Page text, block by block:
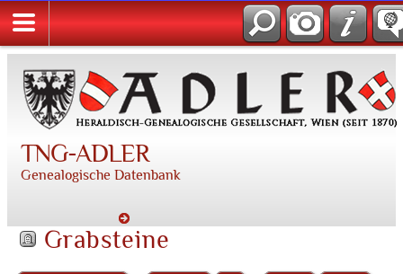
TNG-ADLER
Genealogische Datenbank
Grabsteine